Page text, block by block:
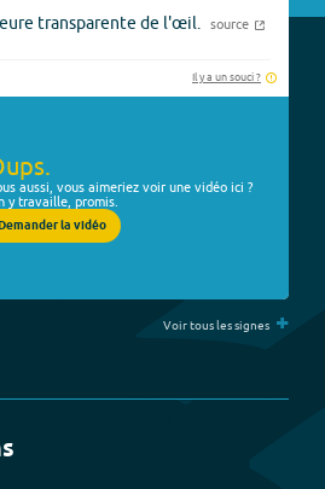
transparente de l'œil. source
Il y a un souci ?
aussi, vous aimeriez voir une vidéo ici ?
y travaille, promis.
la vidéo
Voir tous les signes +
s